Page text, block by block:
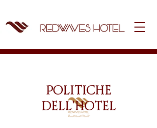
POLITICHE
DELL'HOTEL